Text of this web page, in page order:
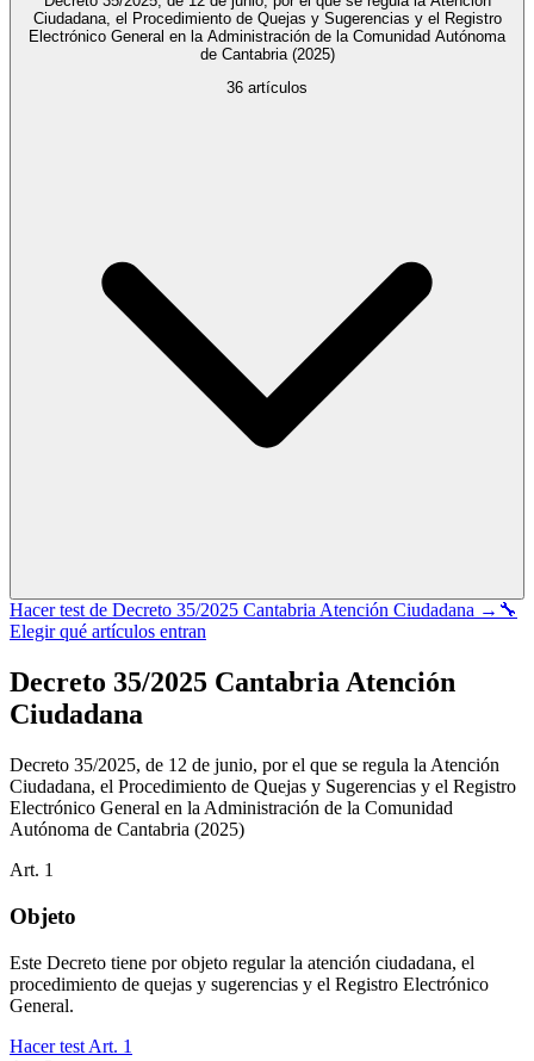
Ciudadana, el Procedimiento de Quejas y Sugerencias y el Registro
Electrónico General en la Administración de la Comunidad Autónoma
de Cantabria (2025)
36 artículos
Hacer test de Decreto 35/2025 Cantabria Atención Ciudadana → 🔧
Elegir qué artículos entran
Decreto 35/2025 Cantabria Atención
Ciudadana
Decreto 35/2025, de 12 de junio, por el que se regula la Atención
Ciudadana, el Procedimiento de Quejas y Sugerencias y el Registro
Electrónico General en la Administración de la Comunidad
Autónoma de Cantabria (2025)
Art. 1
Objeto
Este Decreto tiene por objeto regular la atención ciudadana, el
procedimiento de quejas y sugerencias y el Registro Electrónico
General.
Hacer test Art. 1